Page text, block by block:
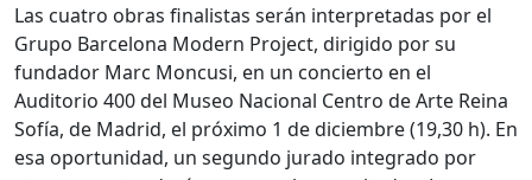
Las cuatro obras finalistas serán interpretadas por el
Grupo Barcelona Modern Project, dirigido por su
fundador Marc Moncusi, en un concierto en el
Auditorio 400 del Museo Nacional Centro de Arte Reina
Sofía, de Madrid, el próximo 1 de diciembre (19,30 h). En
esa oportunidad, un segundo jurado integrado por